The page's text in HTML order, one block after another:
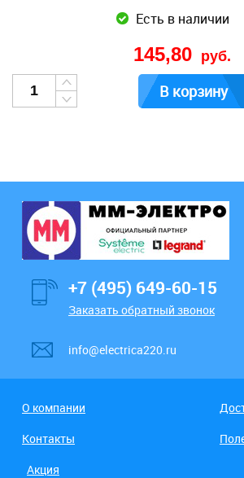
Есть в наличии
145,80 руб.
В корзину
+7 (495) 649-60-15
Заказать обратный звонок
info@electrica220.ru
О компании
Контакты
Акция